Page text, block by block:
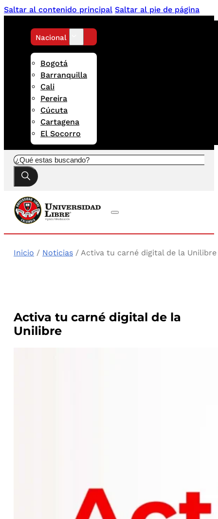
Saltar al contenido principal Saltar al pie de página
Nacional
Bogotá
Barranquilla
Cali
Pereira
Cúcuta
Cartagena
El Socorro
Buscar
Inicio / Noticias / Activa tu carné digital de la Unilibre
Activa tu carné digital de la
Unilibre